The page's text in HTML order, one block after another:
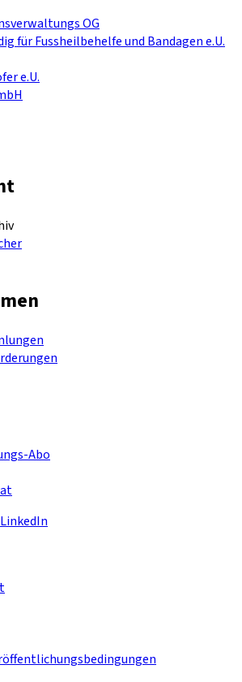
OG
für Fussheilbehelfe und Bandagen e.U.
e.U.
Abo
LinkedIn